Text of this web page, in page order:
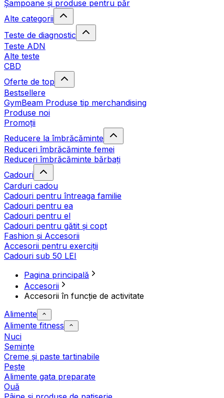
Șampoane și produse pentru păr
Alte categorii
Teste de diagnostic
Teste ADN
Alte teste
CBD
Oferte de top
Bestsellere
GymBeam Produse tip merchandising
Produse noi
Promoții
Reducere la îmbrăcăminte
Reduceri îmbrăcăminte femei
Reduceri îmbrăcăminte bărbați
Cadouri
Carduri cadou
Cadouri pentru întreaga familie
Cadouri pentru ea
Cadouri pentru el
Cadouri pentru gătit și copt
Fashion și Accesorii
Accesorii pentru exerciții
Cadouri sub 50 LEI
Pagina principală
Accesorii
Accesorii în funcție de activitate
Alimente
Alimente fitness
Nuci
Semințe
Creme și paste tartinabile
Pește
Alimente gata preparate
Ouă